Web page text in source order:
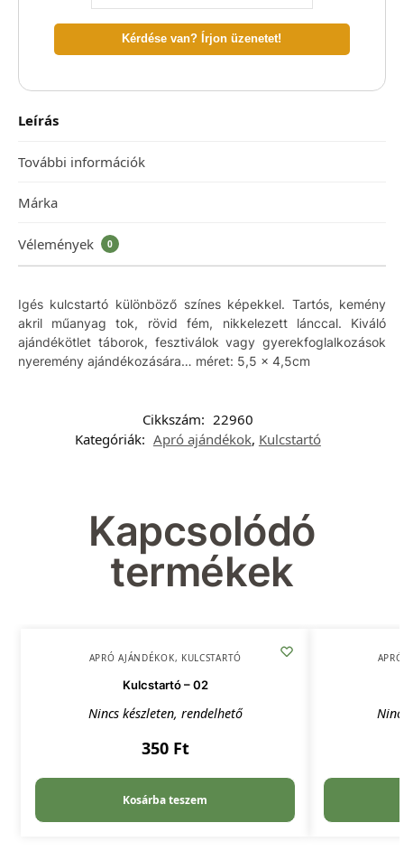
Kérdése van? Írjon üzenetet!
Leírás
További információk
Márka
Vélemények 0
Igés kulcstartó különböző színes képekkel. Tartós, kemény
akril műanyag tok, rövid fém, nikkelezett lánccal. Kiváló
ajándékötlet táborok, fesztiválok vagy gyerekfoglalkozások
nyeremény ajándékozására… méret: 5,5 x 4,5cm
Cikkszám: 22960
Kategóriák: Apró ajándékok, Kulcstartó
Kapcsolódó
termékek
APRÓ AJÁNDÉKOK, KULCSTARTÓ
Kulcstartó – 02
Nincs készleten, rendelhető
350 Ft
Kosárba teszem